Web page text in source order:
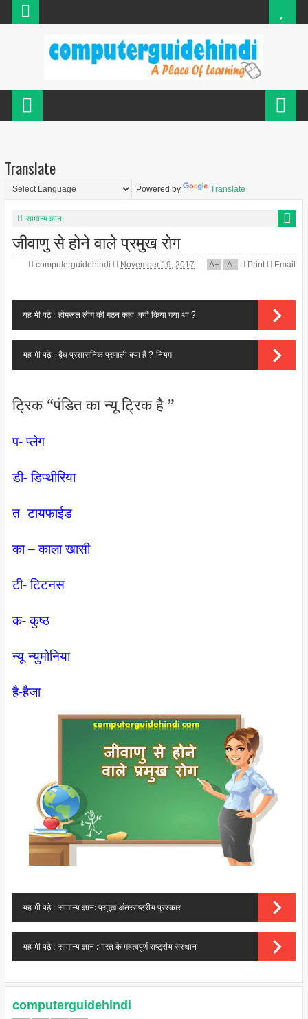
Translate
Powered by Translate
सामान्य ज्ञान
जीवाणु से होने वाले प्रमुख रोग
computerguidehindi November 19, 2017 A+ A- Print Email
यह भी पढ़े : होमरूल लीग की गठन कहा ,क्यों किया गया था ?
यह भी पढ़े : द्वैध प्रशासनिक प्रणाली क्या है ?-नियम
ट्रिक “पंडित का न्यू ट्रिक है ”
प- प्लेग
डी- डिप्थीरिया
त- टायफाईड
का – काला खासी
टी- टिटनस
क- कुष्ठ
न्यू-न्युमोनिया
है-हैजा
यह भी पढ़े : सामान्य ज्ञान: प्रमुख अंतरराष्ट्रीय पुरस्कार
यह भी पढ़े : सामान्य ज्ञान :भारत के महत्‍वपूर्ण राष्‍ट्रीय संस्‍थान
computerguidehindi